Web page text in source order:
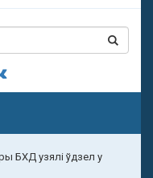
БХД узялі ўдзел у